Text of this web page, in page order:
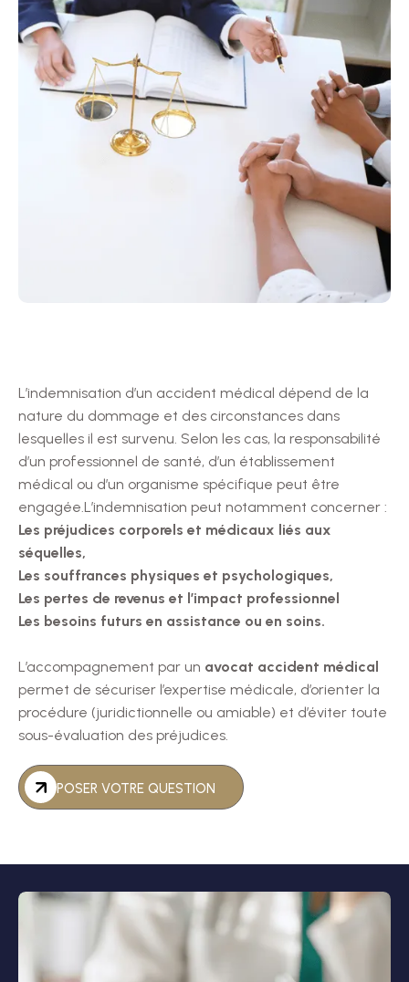
L’indemnisation d’un accident médical dépend de la
nature du dommage et des circonstances dans
lesquelles il est survenu. Selon les cas, la responsabilité
d’un professionnel de santé, d’un établissement
médical ou d’un organisme spécifique peut être
engagée.L’indemnisation peut notamment concerner :
Les préjudices corporels et médicaux liés aux
séquelles,
Les souffrances physiques et psychologiques,
Les pertes de revenus et l’impact professionnel
Les besoins futurs en assistance ou en soins.
L’accompagnement par un avocat accident médical
permet de sécuriser l’expertise médicale, d’orienter la
procédure (juridictionnelle ou amiable) et d’éviter toute
sous-évaluation des préjudices.
POSER VOTRE QUESTION